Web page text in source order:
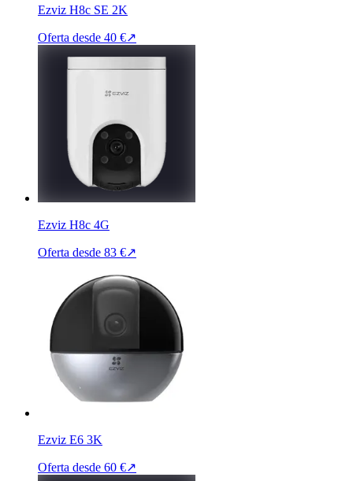
Ezviz H8c SE 2K
Oferta desde 40 €↗
Ezviz H8c 4G
Oferta desde 83 €↗
Ezviz E6 3K
Oferta desde 60 €↗